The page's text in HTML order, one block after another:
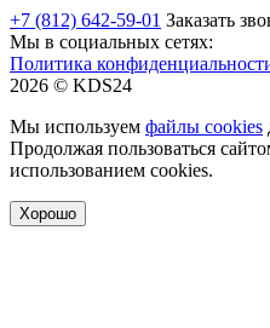
+7 (812) 642-59-01 Заказать
Мы в социальных сетях:
Политика
2026 © KDS24
Мы используем файлы cookies
Продолжая пользоваться
использованием cookies.
Хорошо